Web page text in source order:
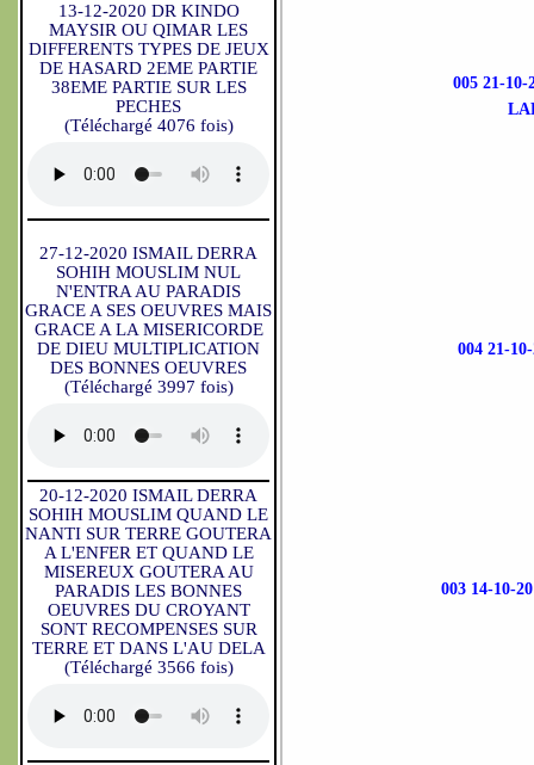
13-12-2020 DR KINDO
MAYSIR OU QIMAR LES
DIFFERENTS TYPES DE JEUX
DE HASARD 2EME PARTIE
38EME PARTIE SUR LES
PECHES
(Téléchargé 4076 fois)
27-12-2020 ISMAIL DERRA
SOHIH MOUSLIM NUL
N'ENTRA AU PARADIS
GRACE A SES OEUVRES MAIS
GRACE A LA MISERICORDE
DE DIEU MULTIPLICATION
DES BONNES OEUVRES
(Téléchargé 3997 fois)
20-12-2020 ISMAIL DERRA
SOHIH MOUSLIM QUAND LE
NANTI SUR TERRE GOUTERA
A L'ENFER ET QUAND LE
MISEREUX GOUTERA AU
PARADIS LES BONNES
OEUVRES DU CROYANT
SONT RECOMPENSES SUR
TERRE ET DANS L'AU DELA
(Téléchargé 3566 fois)
005 21-
004 21-
003 14-10-